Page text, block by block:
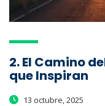
2. El Camino
que Inspiran
13 octubre, 2025